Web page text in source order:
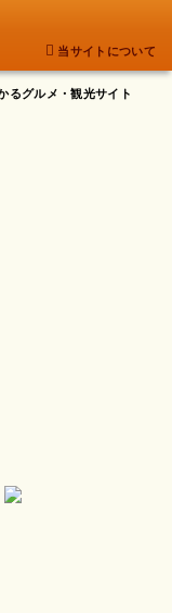
当サイトについて
るグルメ・観光サイト